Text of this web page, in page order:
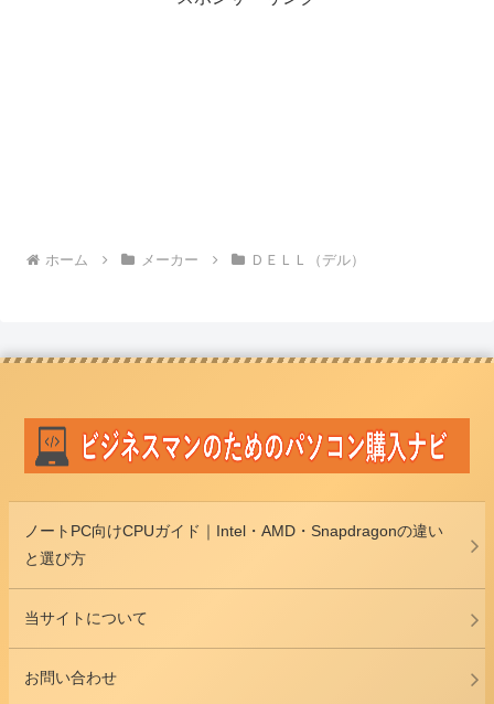
ホーム メーカー ＤＥＬＬ（デル）
ノートPC向けCPUガイド｜Intel・AMD・Snapdragonの違い
と選び方
当サイトについて
お問い合わせ